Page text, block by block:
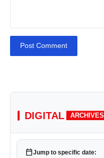
Post Comment
DIGITAL ARCHIVES
calendar_todayJump to specific date: